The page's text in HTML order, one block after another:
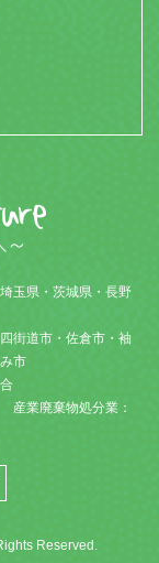
玉県・茨城県・長野
街道市・佐倉市・袖
市
業廃棄物処分業：
Reserved.